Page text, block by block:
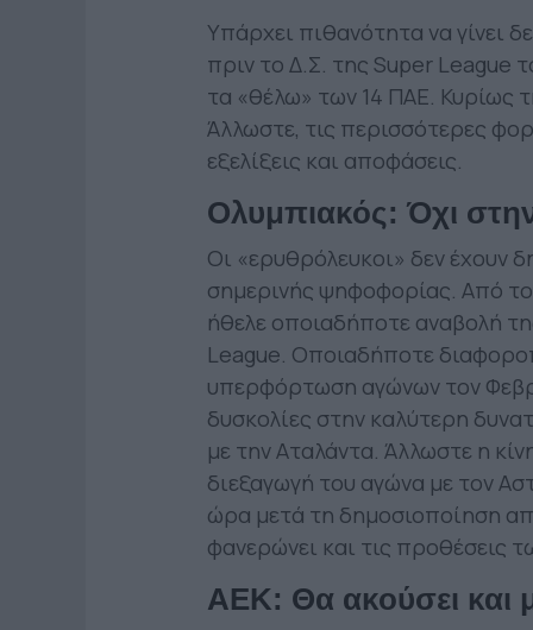
Υπάρχει πιθανότητα να γίνει
πριν το Δ.Σ. της Super League
τα «θέλω» των 14 ΠΑΕ. Κυρίως
Άλλωστε, τις περισσότερες
εξελίξεις και αποφάσεις.
Ολυμπιακός: Όχι
Οι «ερυθρόλευκοι» δεν έχουν
σημερινής ψηφοφορίας. Από
ήθελε οποιαδήποτε αναβολή
League. Οποιαδήποτε
υπερφόρτωση αγώνων τον
δυσκολίες στην καλύτερη
με την Αταλάντα. Άλλωστε η
διεξαγωγή του αγώνα με τον
ώρα μετά τη δημοσιοποίηση
φανερώνει και τις προθέσεις
ΑΕΚ: Θα ακούσει και